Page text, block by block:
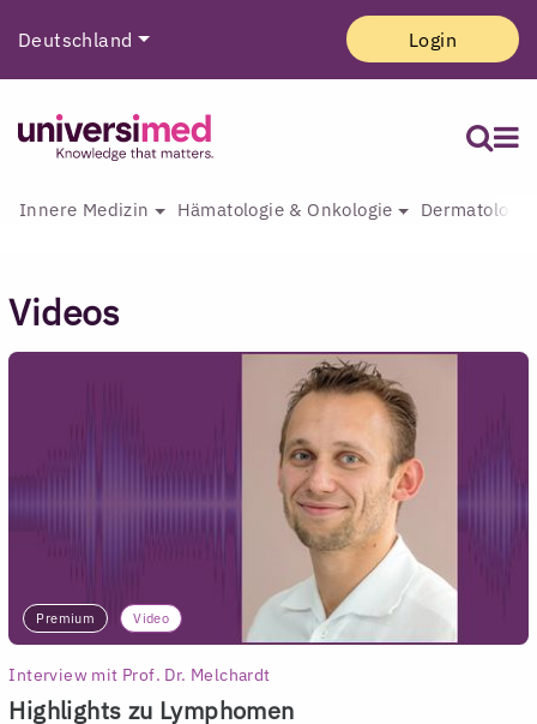
Deutschland Login
Innere Medizin Hämatologie & Onkologie
Videos
Premium Video
Interview mit Prof. Dr. Melchardt
Highlights zu Lymphomen